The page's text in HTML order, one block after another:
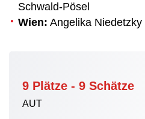
Schwald-Pösel
Wien: Angelika Niedetzky
9 Plätze - 9 Schätze
AUT